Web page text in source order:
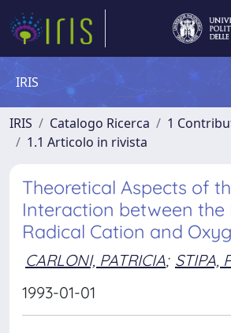
IRIS
IRIS Catalogo Ricerca
1
1.1 Articolo in rivista
Theoretical Aspects of
Interaction between the
Radical Cation and
CARLONI, PATRICIA; STIPA,
1993-01-01